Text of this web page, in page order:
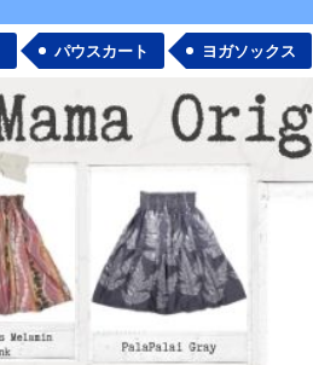
パウスカート ヨガソックス